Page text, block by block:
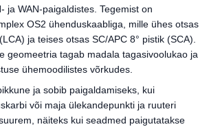
ja WAN-paigaldistes. Tegemist on
OS2 ühenduskaabliga, mille ühes otsas
ja teises otsas SC/APC 8° pistik (SCA).
geomeetria tagab madala tagasivoolukao ja
ühemoodilistes võrkudes.
ja sobib paigaldamiseks, kui
või maja ülekandepunkti ja ruuteri
näiteks kui seadmed paigutatakse